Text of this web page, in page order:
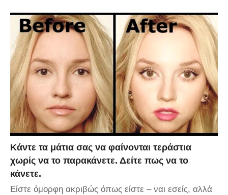
Κάντε τα μάτια σας να φαίνονται τεράστια
χωρίς να το παρακάνετε. Δείτε πως να το
κάνετε.
Είστε όμορφη ακριβώς όπως είστε – ναι εσείς, αλλά